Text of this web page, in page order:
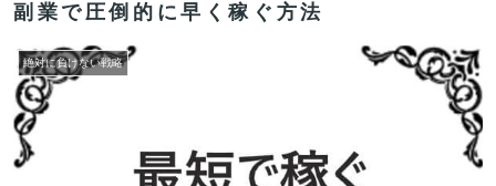
副業で圧倒的に早く稼ぐ方法
絶対に負けない戦略